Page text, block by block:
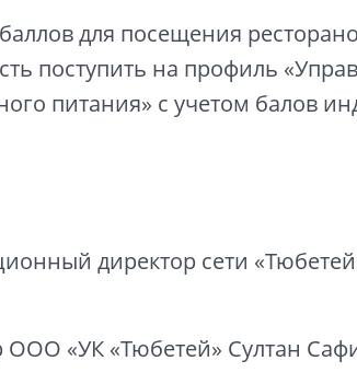
для посещения
поступить на профиль
питания» с учетом балов
директор сети
ООО «УК «Тюбетей» Султан